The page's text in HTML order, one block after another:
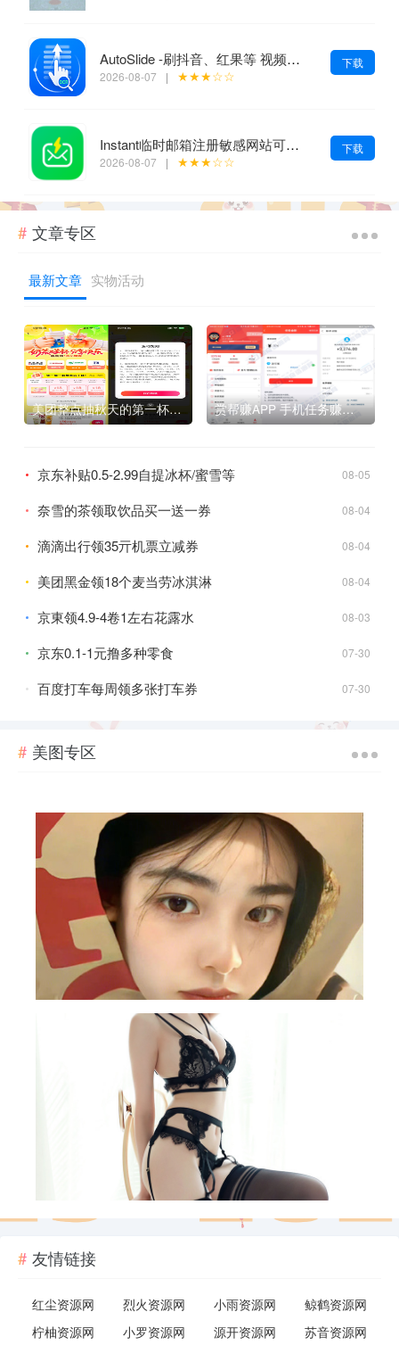
AutoSlide -刷抖音、红果等 视频自动跳过广告 OCR智能识别 v2.6.0
2026-08-07 | ★★★☆☆
下载
Instant临时邮箱注册敏感网站可生成谷歌邮箱
2026-08-07 | ★★★☆☆
下载
文章专区
最新文章 实物活动
美团整点抽秋天的第一杯奶茶 赏帮赚APP 手机任务赚佣金软件
京东补贴0.5-2.99自提冰杯/蜜雪等 08-05
奈雪的茶领取饮品买一送一券 08-04
滴滴出行领35亓机票立减券 08-04
美团黑金领18个麦当劳冰淇淋 08-04
京東领4.9-4卷1左右花露水 08-03
京东0.1-1元撸多种零食 07-30
百度打车每周领多张打车券 07-30
微信天天领QQ音乐绿钻周卡 07-29
快手部分人美团18元无门槛外卖券 07-28
京东0.1元5条发圈 07-25
京东Bug 看图速度！基本都是30亓红包
小米之家小米汽车到店领雪糕
蚂蚁阿福健康打卡瓜分10万亓 07-24
霸王茶姬抽12万份饮品免单券
邮储数币新用户0亓买4瓶汽水
上海宜家领100万份免费冰淇淋
京东0.99撸青豆/沙琪玛/鸡味块零食
美图专区
友情链接
红尘资源网 烈火资源网 小雨资源网
鲸鹤资源网
柠柚资源网
小罗资源网 源开资源网 苏音资源网